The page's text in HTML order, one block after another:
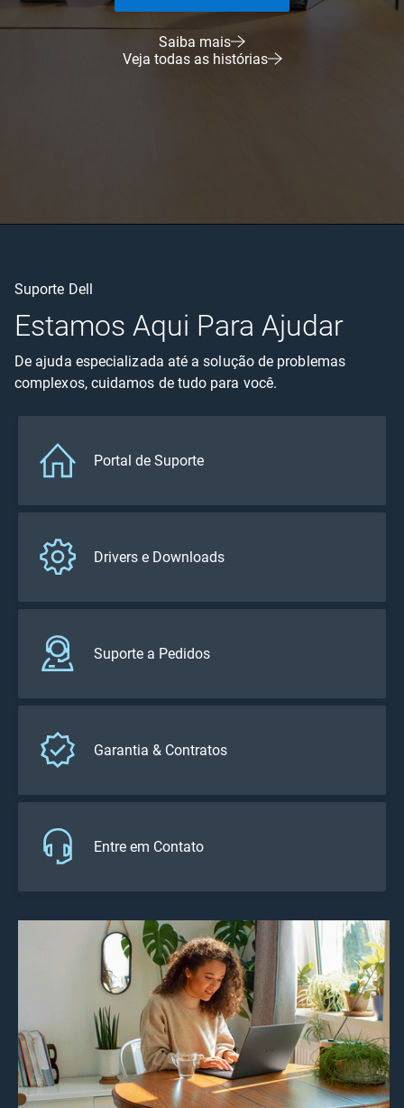
Saiba mais
Veja todas as histórias
Suporte Dell
Estamos Aqui Para Ajudar
De ajuda especializada até a solução de problemas
complexos, cuidamos de tudo para você.
Portal de Suporte
Drivers e Downloads
Suporte a Pedidos
Garantia & Contratos
Entre em Contato